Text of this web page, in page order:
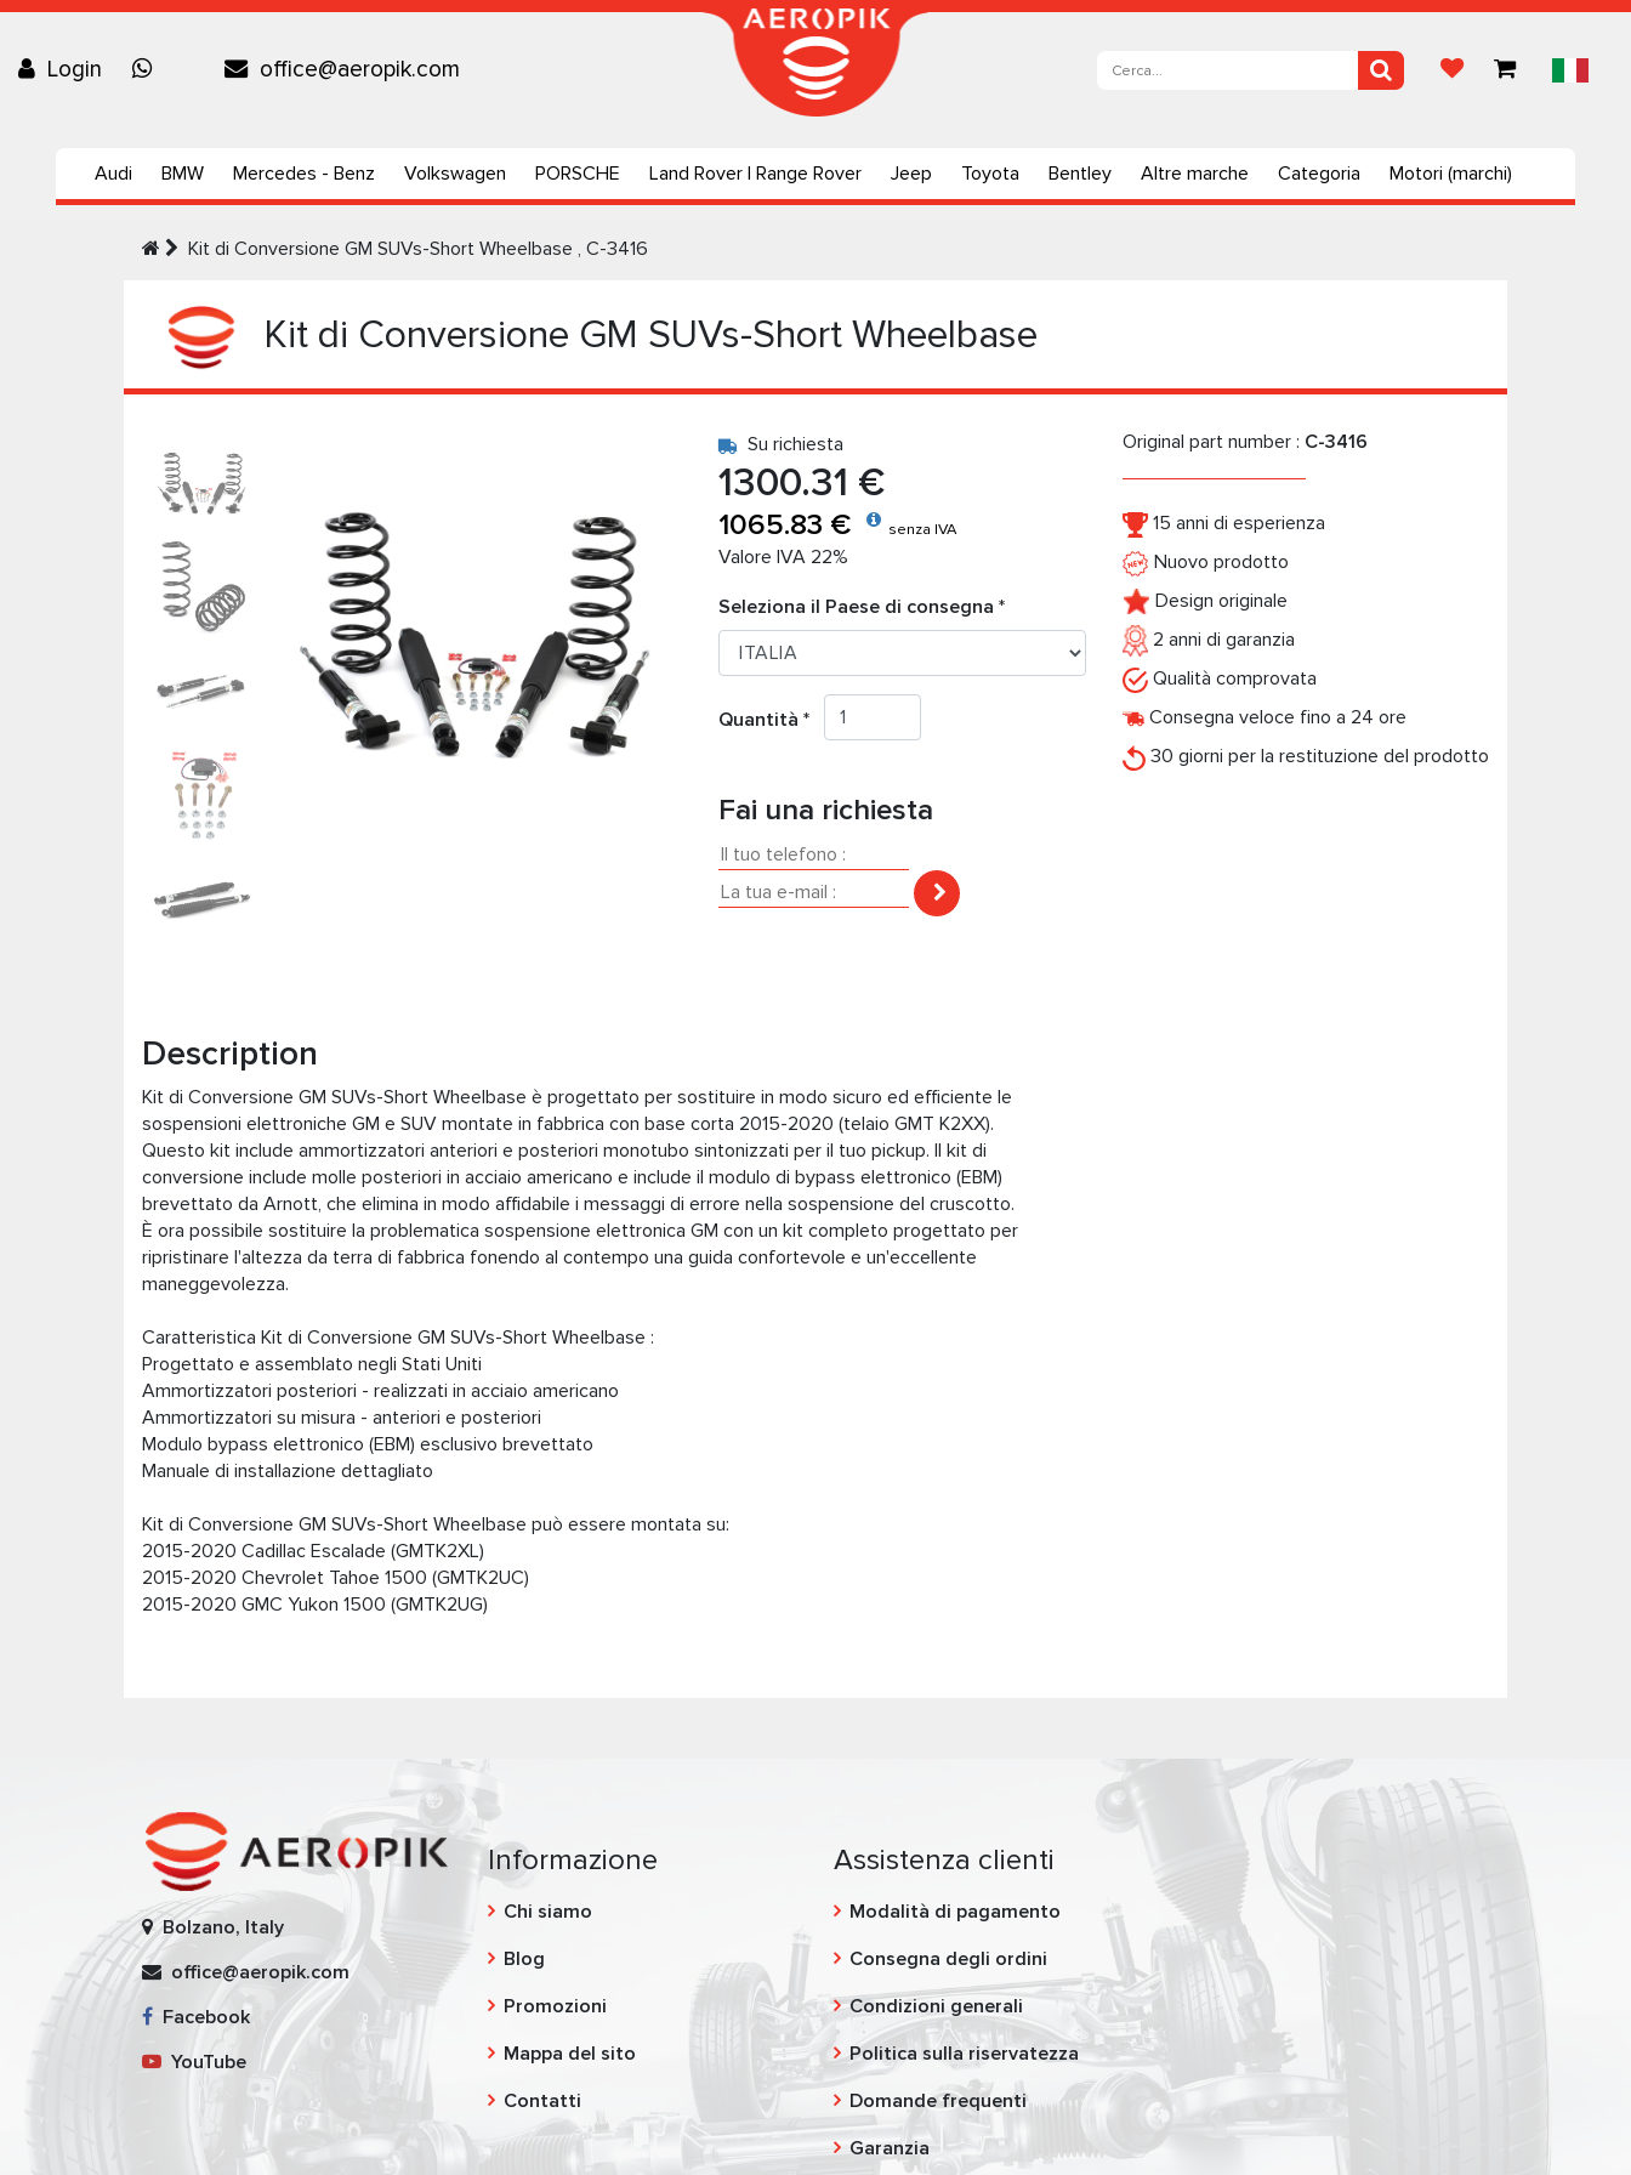
Login office@aeropik.com
Audi BMW Mercedes - Benz Volkswagen PORSCHE Land Rover | Range Rover Jeep Toyota Bentley Altre marche Categoria Motori (marchi)
Kit di Conversione GM SUVs-Short Wheelbase , C-3416
Kit di Conversione GM SUVs-Short Wheelbase
Su richiesta
1300.31 €
1065.83 € senza IVA
Valore IVA 22%
Seleziona il Paese di consegna *
Quantità *
Fai una richiesta
Original part number : C-3416
15 anni di esperienza
Nuovo prodotto
Design originale
2 anni di garanzia
Qualità comprovata
Consegna veloce fino a 24 ore
30 giorni per la restituzione del prodotto
Description
Kit di Conversione GM SUVs-Short Wheelbase è progettato per sostituire in modo sicuro ed efficiente le
sospensioni elettroniche GM e SUV montate in fabbrica con base corta 2015-2020 (telaio GMT K2XX).
Questo kit include ammortizzatori anteriori e posteriori monotubo sintonizzati per il tuo pickup. Il kit di
conversione include molle posteriori in acciaio americano e include il modulo di bypass elettronico (EBM)
brevettato da Arnott, che elimina in modo affidabile i messaggi di errore nella sospensione del cruscotto.
È ora possibile sostituire la problematica sospensione elettronica GM con un kit completo progettato per
ripristinare l'altezza da terra di fabbrica fonendo al contempo una guida confortevole e un'eccellente
maneggevolezza.
Caratteristica Kit di Conversione GM SUVs-Short Wheelbase :
Progettato e assemblato negli Stati Uniti
Ammortizzatori posteriori - realizzati in acciaio americano
Ammortizzatori su misura - anteriori e posteriori
Modulo bypass elettronico (EBM) esclusivo brevettato
Manuale di installazione dettagliato
Kit di Conversione GM SUVs-Short Wheelbase può essere montata su:
2015-2020 Cadillac Escalade (GMTK2XL)
2015-2020 Chevrolet Tahoe 1500 (GMTK2UC)
2015-2020 GMC Yukon 1500 (GMTK2UG)
Bolzano, Italy
office@aeropik.com
Facebook
YouTube
Informazione
Chi siamo
Blog
Promozioni
Mappa del sito
Contatti
Assistenza clienti
Modalità di pagamento
Consegna degli ordini
Condizioni generali
Politica sulla riservatezza
Domande frequenti
Garanzia